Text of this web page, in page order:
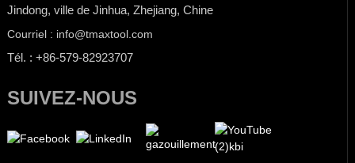
Jindong, ville de Jinhua, Zhejiang, Chine
Courriel : info@tmaxtool.com
Tél. : +86-579-82923707
SUIVEZ-NOUS